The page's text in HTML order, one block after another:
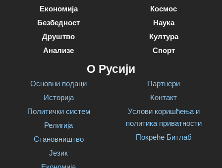
Економија
Безбедност
Друштво
Анализе
Космос
Наука
Култура
Спорт
О Русији
Основни подаци
Историја
Политички систем
Религија
Становништво
Језик
Партнери
Контакт
Услови коришћења и
политика приватности
Покреће Битлаб